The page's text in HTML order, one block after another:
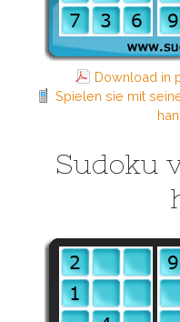
Download in
Spielen sie mit
Sudoku